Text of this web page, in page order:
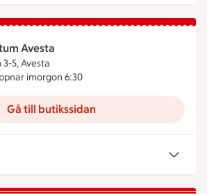
Avesta
5, Avesta
Avesta har stängt idag, öppnar
imorgon 6:30
Gå till butikssidan